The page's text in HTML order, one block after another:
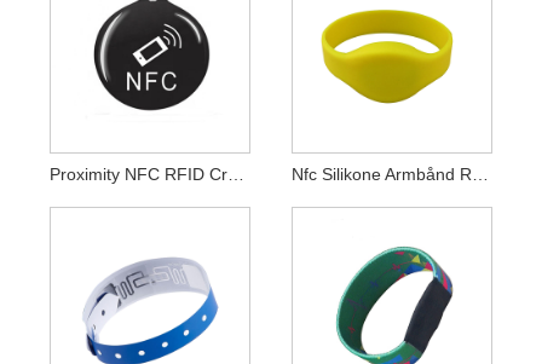
Proximity NFC RFID Crystal Tag NFC Crystal Smart Card Nfc Silikone Armbånd Rfid Cashless Payment Armbånd Nfc Bands